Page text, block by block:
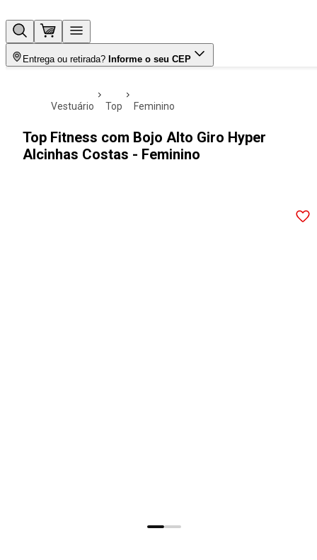
Entrega ou retirada? Informe o seu CEP
vestuário top feminino
Top Fitness com Bojo Alto Giro Hyper
Alcinhas Costas - Feminino